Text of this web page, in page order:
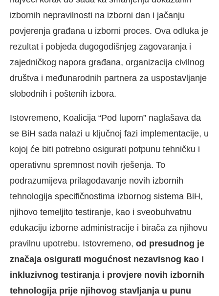
izbornih nepravilnosti na izborni dan i jačanju
povjerenja građana u izborni proces. Ova odluka je
rezultat i pobjeda dugogodišnjeg zagovaranja i
zajedničkog napora građana, organizacija civilnog
društva i međunarodnih partnera za uspostavljanje
slobodnih i poštenih izbora.
Istovremeno, Koalicija “Pod lupom” naglašava da
se BiH sada nalazi u ključnoj fazi implementacije, u
kojoj će biti potrebno osigurati potpunu tehničku i
operativnu spremnost novih rješenja. To
podrazumijeva prilagođavanje novih izbornih
tehnologija specifičnostima izbornog sistema BiH,
njihovo temeljito testiranje, kao i sveobuhvatnu
edukaciju izborne administracije i birača za njihovu
pravilnu upotrebu. Istovremeno, od presudnog je
značaja osigurati mogućnost nezavisnog kao i
inkluzivnog testiranja i provjere novih izbornih
tehnologija prije njihovog stavljanja u punu